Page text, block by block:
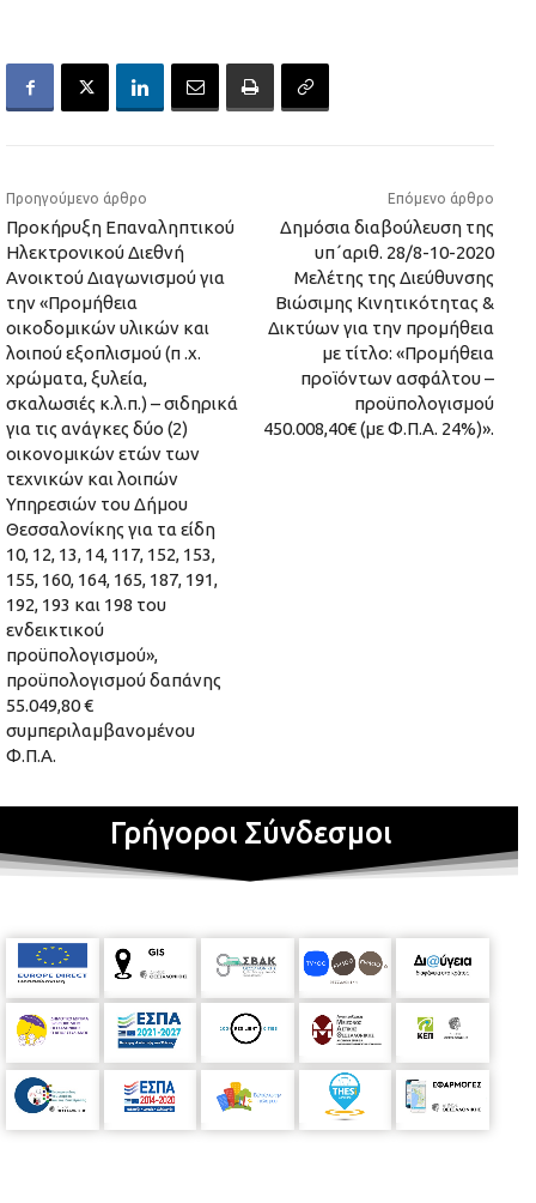
Προηγούμενο άρθρο
Προκήρυξη Επαναληπτικού
Hλεκτρονικού Διεθνή
Ανοικτού Διαγωνισμού για
την «Προμήθεια
οικοδομικών υλικών και
λοιπού εξοπλισμού (π .χ.
χρώματα, ξυλεία,
σκαλωσιές κ.λ.π.) – σιδηρικά
για τις ανάγκες δύο (2)
οικονομικών ετών των
τεχνικών και λοιπών
Υπηρεσιών του Δήμου
Θεσσαλονίκης για τα είδη
10, 12, 13, 14, 117, 152, 153,
155, 160, 164, 165, 187, 191,
192, 193 και 198 του
ενδεικτικού
προϋπολογισμού»,
προϋπολογισμού δαπάνης
55.049,80 €
συμπεριλαμβανομένου
Φ.Π.Α.
Επόμενο άρθρο
Δημόσια διαβούλευση της
υπ΄αριθ. 28/8-10-2020
Μελέτης της Διεύθυνσης
Βιώσιμης Κινητικότητας &
Δικτύων για την προμήθεια
με τίτλο: «Προμήθεια
προϊόντων ασφάλτου –
προϋπολογισμού
450.008,40€ (με Φ.Π.Α. 24%)».
Γρήγοροι Σύνδεσμοι